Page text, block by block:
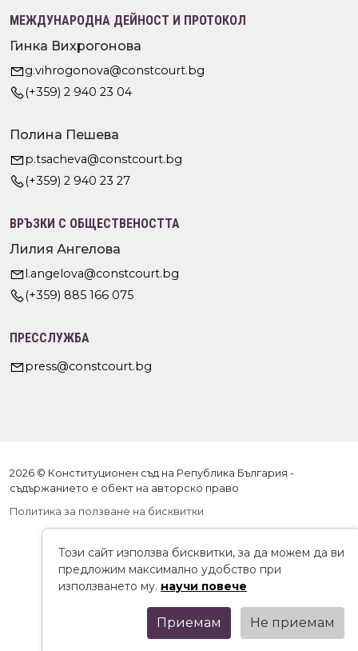
МЕЖДУНАРОДНА ДЕЙНОСТ И ПРОТОКОЛ
Гинка Вихрогонова
g.vihrogonova@constcourt.bg
(+359) 2 940 23 04
Полина Пешева
p.tsacheva@constcourt.bg
(+359) 2 940 23 27
ВРЪЗКИ С ОБЩЕСТВЕНОСТТА
Лилия Ангелова
l.angelova@constcourt.bg
(+359) 885 166 075
ПРЕССЛУЖБА
press@constcourt.bg
2026 © Конституционен съд на Република България -
съдържанието е обект на авторско право
Политика за ползване на бисквитки
Този сайт използва бисквитки, за да можем да ви
предложим максимално удобство при
използването му. научи повече
Приемам Не приемам